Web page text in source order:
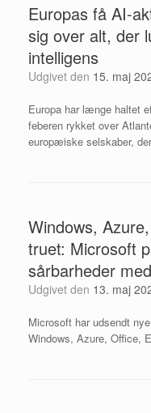
Europas få AI-
sig over alt, der
intelligens
Udgivet den 15. maj
Europa har længe haltet
feberen rykket over
europæiske selskaber,
Windows,
truet: Microsoft
sårbarheder
Udgivet den 13. maj
Microsoft har udsendt
Windows, Azure, Office,